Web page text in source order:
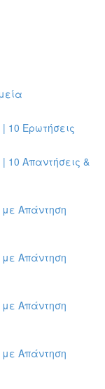
10 Ερωτήσεις
10 Απαντήσεις &
με Απάντηση
με Απάντηση
με Απάντηση
με Απάντηση